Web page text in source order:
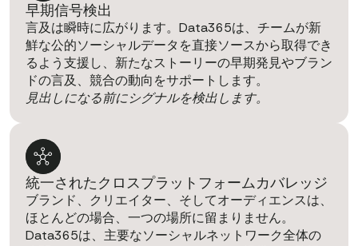
早期信号検出
言及は瞬時に広がります。Data365は、チームが新
鮮な公的ソーシャルデータを直接ソースから取得でき
るよう支援し、新たなストーリーの早期発見やブラン
ドの言及、競合の動向をサポートします。
見出しになる前にシグナルを検出します。
統一されたクロスプラットフォームカバレッジ
ブランド、クリエイター、そしてオーディエンスは、
ほとんどの場合、一つの場所に留まりません。
Data365は、主要なソーシャルネットワーク全体の